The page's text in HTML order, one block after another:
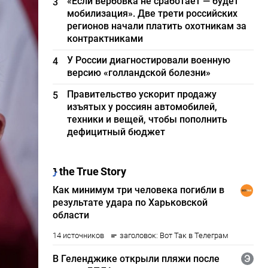
мобилизация». Две трети российских
регионов начали платить охотникам за
контрактниками
4
У России диагностировали военную
версию «голландской болезни»
5
Правительство ускорит продажу
изъятых у россиян автомобилей,
техники и вещей, чтобы пополнить
дефицитный бюджет